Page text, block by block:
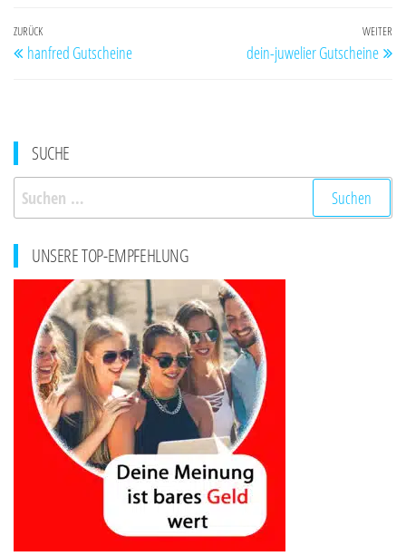
Beitragsnavigation
Vorheriger
Beitrag
ZURÜCK
hanfred Gutscheine
WEITER
dein-juwelier Gutscheine
SUCHE
Suchen
nach:
UNSERE TOP-EMPFEHLUNG